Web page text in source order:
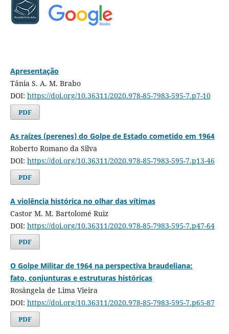
Apresentação
Tânia S. A. M. Brabo
DOI: https://doi.org/10.36311/2020.978-85-7983-595-7.p7-10
PDF
As raízes (perenes) do Golpe de Estado cometido em 1964
Roberto Romano da Silva
DOI: https://doi.org/10.36311/2020.978-85-7983-595-7.p13-46
PDF
A violência histórica no olhar das vítimas
Castor M. M. Bartolomé Ruiz
DOI: https://doi.org/10.36311/2020.978-85-7983-595-7.p47-64
PDF
O Golpe Militar de 1964 na perspectiva braudeliana:
fato, conjunturas e estruturas históricas
Rosângela de Lima Vieira
DOI: https://doi.org/10.36311/2020.978-85-7983-595-7.p65-87
PDF